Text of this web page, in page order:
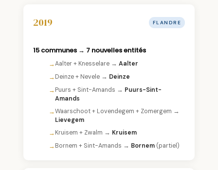
2019 FLANDRE
15 communes → 7 nouvelles entités
Aalter + Knesselare → Aalter
Deinze + Nevele → Deinze
Puurs + Sint-Amands → Puurs-Sint-
Amands
Waarschoot + Lovendegem + Zomergem →
Lievegem
Kruisem + Zwalm → Kruisem
Bornem + Sint-Amands → Bornem (partiel)